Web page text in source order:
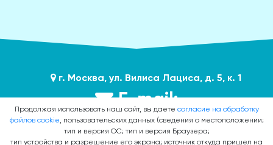
Продолжая использовать наш сайт, вы даете согласие на обработку
файлов cookie, пользовательских данных (сведения о местоположении;
тип и версия ОС; тип и версия Браузера;
тип устройства и разрешение его экрана; источник откуда пришел на
г. Москва, ул. Вилиса Лациса, д. 5, к. 1
E-mail:
dr.petrovskaya@inbox.ru